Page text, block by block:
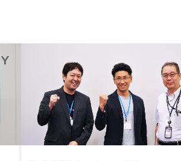
中小企業向けクラウドERP 債権債務会計